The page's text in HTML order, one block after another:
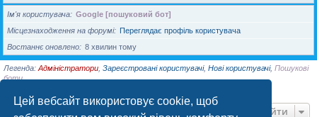
Цей вебсайт використовує cookie, щоб
Ім'я користувача
Google [пошуковий бот]
Місцезнаходження на форумі
Переглядає профіль користувача
Востаннє оновлено
8 хвилин тому
Легенда: Адміністратори Зареєстровані користувачі, Нові користувачі, Пошукові
боти
Перейти